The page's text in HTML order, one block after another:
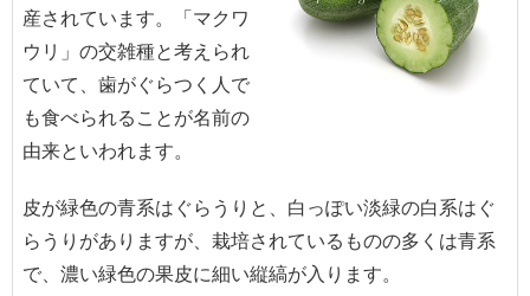
産されています。「マクワ
ウリ」の交雑種と考えられ
ていて、歯がぐらつく人で
も食べられることが名前の
由来といわれます。
皮が緑色の青系はぐらうりと、白っぽい淡緑の白系はぐ
らうりがありますが、栽培されているものの多くは青系
で、濃い緑色の果皮に細い縦縞が入ります。